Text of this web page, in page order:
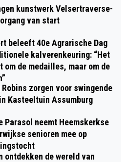
kunstwerk Velsertraverse-
van start
beleeft 40e Agrarische Dag
kalverenkeuring: “Het
om de medailles, maar om de
Robins zorgen voor swingende
Kasteeltuin Assumburg
Parasol neemt Heemskerkse
senioren mee op
ontdekken de wereld van